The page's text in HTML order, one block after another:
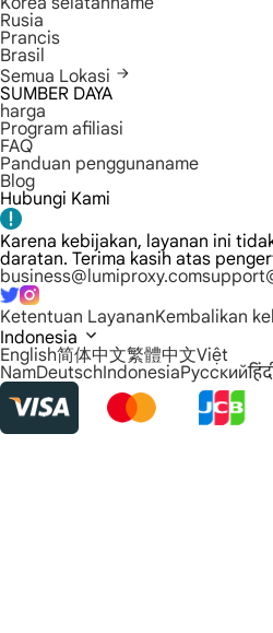
Rusia
Prancis
Brasil
Semua Lokasi
SUMBER DAYA
harga
Program afiliasi
FAQ
Panduan penggunaname
Blog
Hubungi Kami
Karena kebijakan, layanan ini
daratan. Terima kasih atas
business@lumiproxy.com
Ketentuan LayananKembalikan
Indonesia
English简体中文繁體中文Việt
NamDeutschIndonesiaРусский